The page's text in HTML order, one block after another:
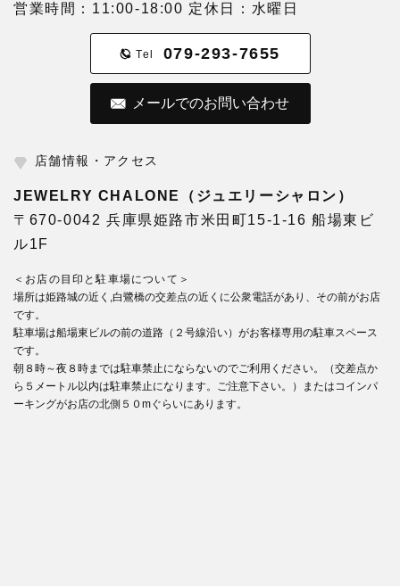
営業時間：11:00-18:00 定休日：水曜日
Tel 079-293-7655
メールでのお問い合わせ
店舗情報・アクセス
JEWELRY CHALONE（ジュエリーシャロン）
〒670-0042 兵庫県姫路市米田町15-1-16 船場東ビ
ル1F
＜お店の目印と駐車場について＞
場所は姫路城の近く,白鷺橋の交差点の近くに公衆電話があり、その前がお店
です。
駐車場は船場東ビルの前の道路（２号線沿い）がお客様専用の駐車スペース
です。
朝８時～夜８時までは駐車禁止にならないのでご利用ください。（交差点か
ら５メートル以内は駐車禁止になります。ご注意下さい。）またはコインパ
ーキングがお店の北側５０mぐらいにあります。